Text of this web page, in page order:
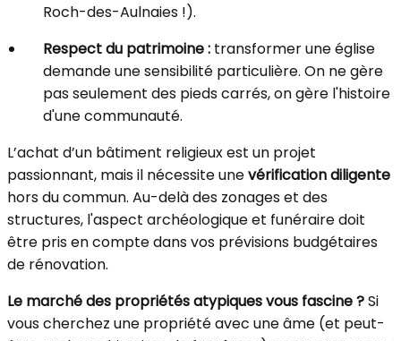
Roch-des-Aulnaies !).
Respect du patrimoine : transformer une église
demande une sensibilité particulière. On ne gère
pas seulement des pieds carrés, on gère l'histoire
d'une communauté.
L’achat d’un bâtiment religieux est un projet
passionnant, mais il nécessite unevérification diligente
hors du commun. Au-delà des zonages et des
structures, l'aspect archéologique et funéraire doit
être pris en compte dans vos prévisions budgétaires
de rénovation.
Le marché des propriétés atypiques vous fascine ?Si
vous cherchez une propriété avec une âme (et peut-